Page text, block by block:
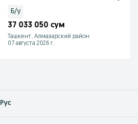
Б/у
37 033 050 сум
Ташкент, Алмазарский район
07 августа 2026 г.
Рус